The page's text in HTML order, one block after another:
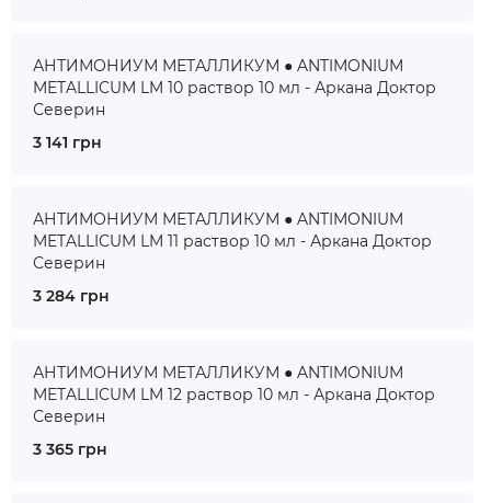
АНТИМОНИУМ МЕТАЛЛИКУМ ● ANTIMONIUM
METALLICUM LM 10 раствор 10 мл - Аркана Доктор
Северин
3 141 грн
АНТИМОНИУМ МЕТАЛЛИКУМ ● ANTIMONIUM
METALLICUM LM 11 раствор 10 мл - Аркана Доктор
Северин
3 284 грн
АНТИМОНИУМ МЕТАЛЛИКУМ ● ANTIMONIUM
METALLICUM LM 12 раствор 10 мл - Аркана Доктор
Северин
3 365 грн